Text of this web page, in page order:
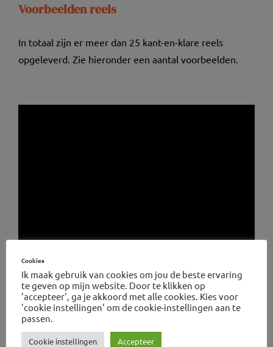
Voorbeelden reels
In totaal zijn er meer dan 25 kant-en-klare reels
opgeleverd. Zie hieronder een aantal voorbeelden.
Cookies
Ik maak gebruik van cookies om jou de beste ervaring
te geven op mijn website. Door te klikken op
'accepteer', ga je akkoord met alle cookies. Kies voor
'cookie instellingen' om de cookie-instellingen aan te
passen.
Cookie instellingen Accepteer